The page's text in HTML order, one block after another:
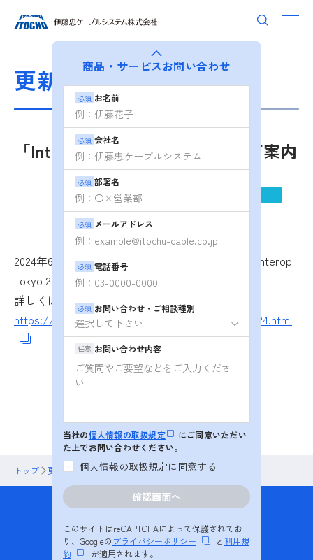
更新情報
「Interop Tokyo 2024」出展のご案内
2024.05.22
2024年6月12日(水)～14日(金) にて開催されます「Interop
Tokyo 2024」に出展いたします。
詳しくは以下よりご覧ください。
https://itochu-cable-systems.jp/news/interop2024.html
商品・サービスお問い合わせ
必須 お名前
必須 会社名
必須 部署名
必須 メールアドレス
必須 電話番号
必須 お問い合わせ・ご相談種別
任意 お問い合わせ内容
当社の個人情報の取扱規定
にご同意いただい
た上でお問い合わせください。
個人情報の取扱規定に同意する
このサイトはreCAPTCHAによって保護されてお
り、Googleの プライバシーポリシー と利用規
約
が適用されます。
トップ 更新情報 「Interop Tokyo 2024」出展のご案内
お問い合わせ